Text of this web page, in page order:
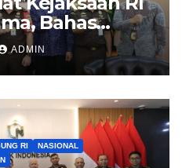
Bahas
Pusat Studi
ADMIN
RI
NASIONAL